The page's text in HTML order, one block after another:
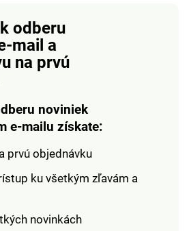
kovového koša na
zavesenie. Odolné
voči počasiu.
odberu
mail a
na prvú
noviniek
e-mailu získate:
prvú objednávku
ku všetkým zľavám a
novinkách